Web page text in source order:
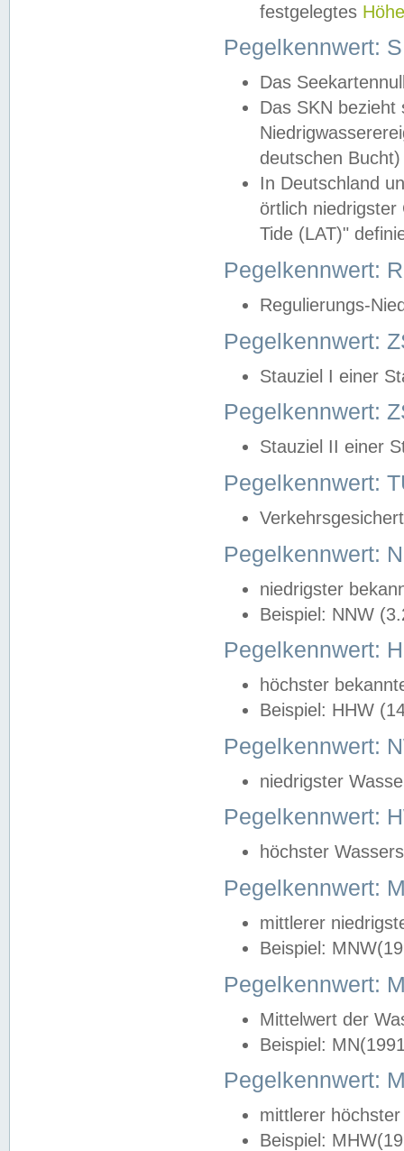
festgelegtes
Pegelkennwert:
Das
Das SKN
deutschen
In Deutschland
örtlich
Tide (LAT)"
Pegelkennwert:
Regulierungs-
Pegelkennwert:
Stauziel I einer
Pegelkennwert:
Stauziel II einer
Pegelkennwert:
Pegelkennwert:
niedrigster
Beispiel: NNW
Pegelkennwert:
höchster
Beispiel: HHW
Pegelkennwert:
niedrigster
Pegelkennwert:
höchster
Pegelkennwert:
mittlerer
Beispiel:
Pegelkennwert:
Mittelwert der
Beispiel:
Pegelkennwert:
mittlerer
Beispiel: